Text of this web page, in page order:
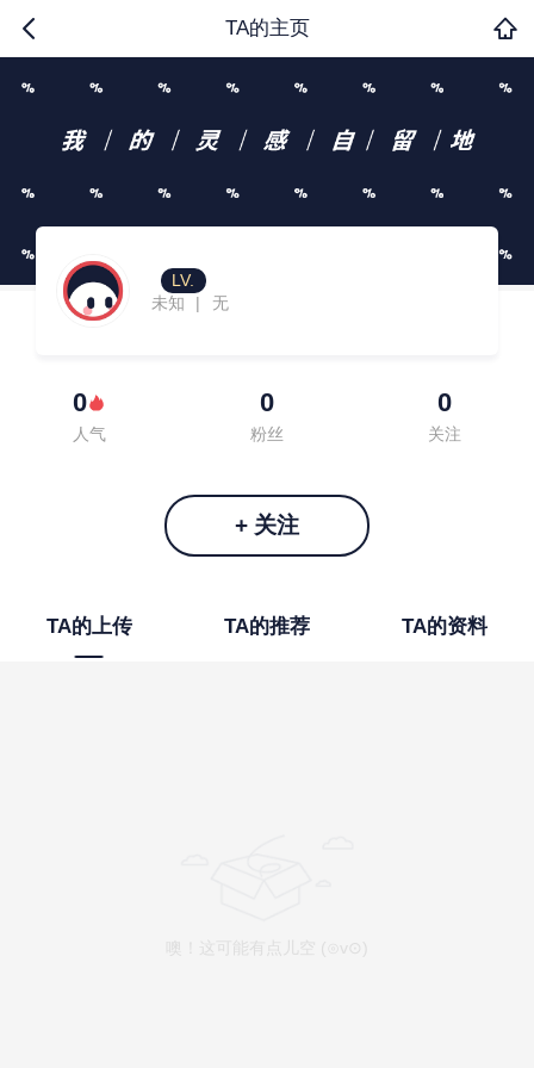
TA的主页
LV.
未知
| 无
0
人气
0
粉丝
0
关注
+ 关注
TA的上传 TA的推荐 TA的资料